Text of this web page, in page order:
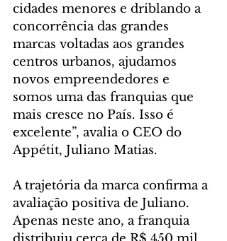
cidades menores e driblando a
concorrência das grandes
marcas voltadas aos grandes
centros urbanos, ajudamos
novos empreendedores e
somos uma das franquias que
mais cresce no País. Isso é
excelente”, avalia o CEO do
Appétit, Juliano Matias.
A trajetória da marca confirma a
avaliação positiva de Juliano.
Apenas neste ano, a franquia